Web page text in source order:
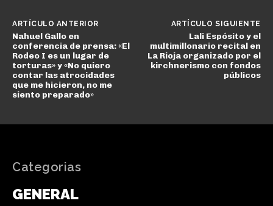
ARTÍCULO ANTERIOR
Nahuel Gallo en
conferencia de prensa: «El
Rodeo I es un lugar de
torturas» y «No quiero
contar las atrocidades
que me hicieron, no me
siento preparado»
ARTÍCULO SIGUIENTE
Lali Espósito y el
multimillonario recital en
La Rioja organizado por el
kirchnerismo con fondos
públicos
Categorias
GENERAL